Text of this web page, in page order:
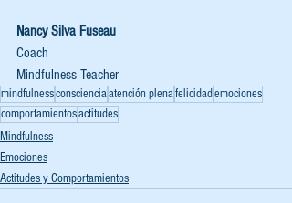
Nancy Silva Fuseau
Coach
Mindfulness Teacher
mindfulnessconscienciaatención plenafelicidademociones
comportamientosactitudes
Mindfulness
Emociones
Actitudes y Comportamientos